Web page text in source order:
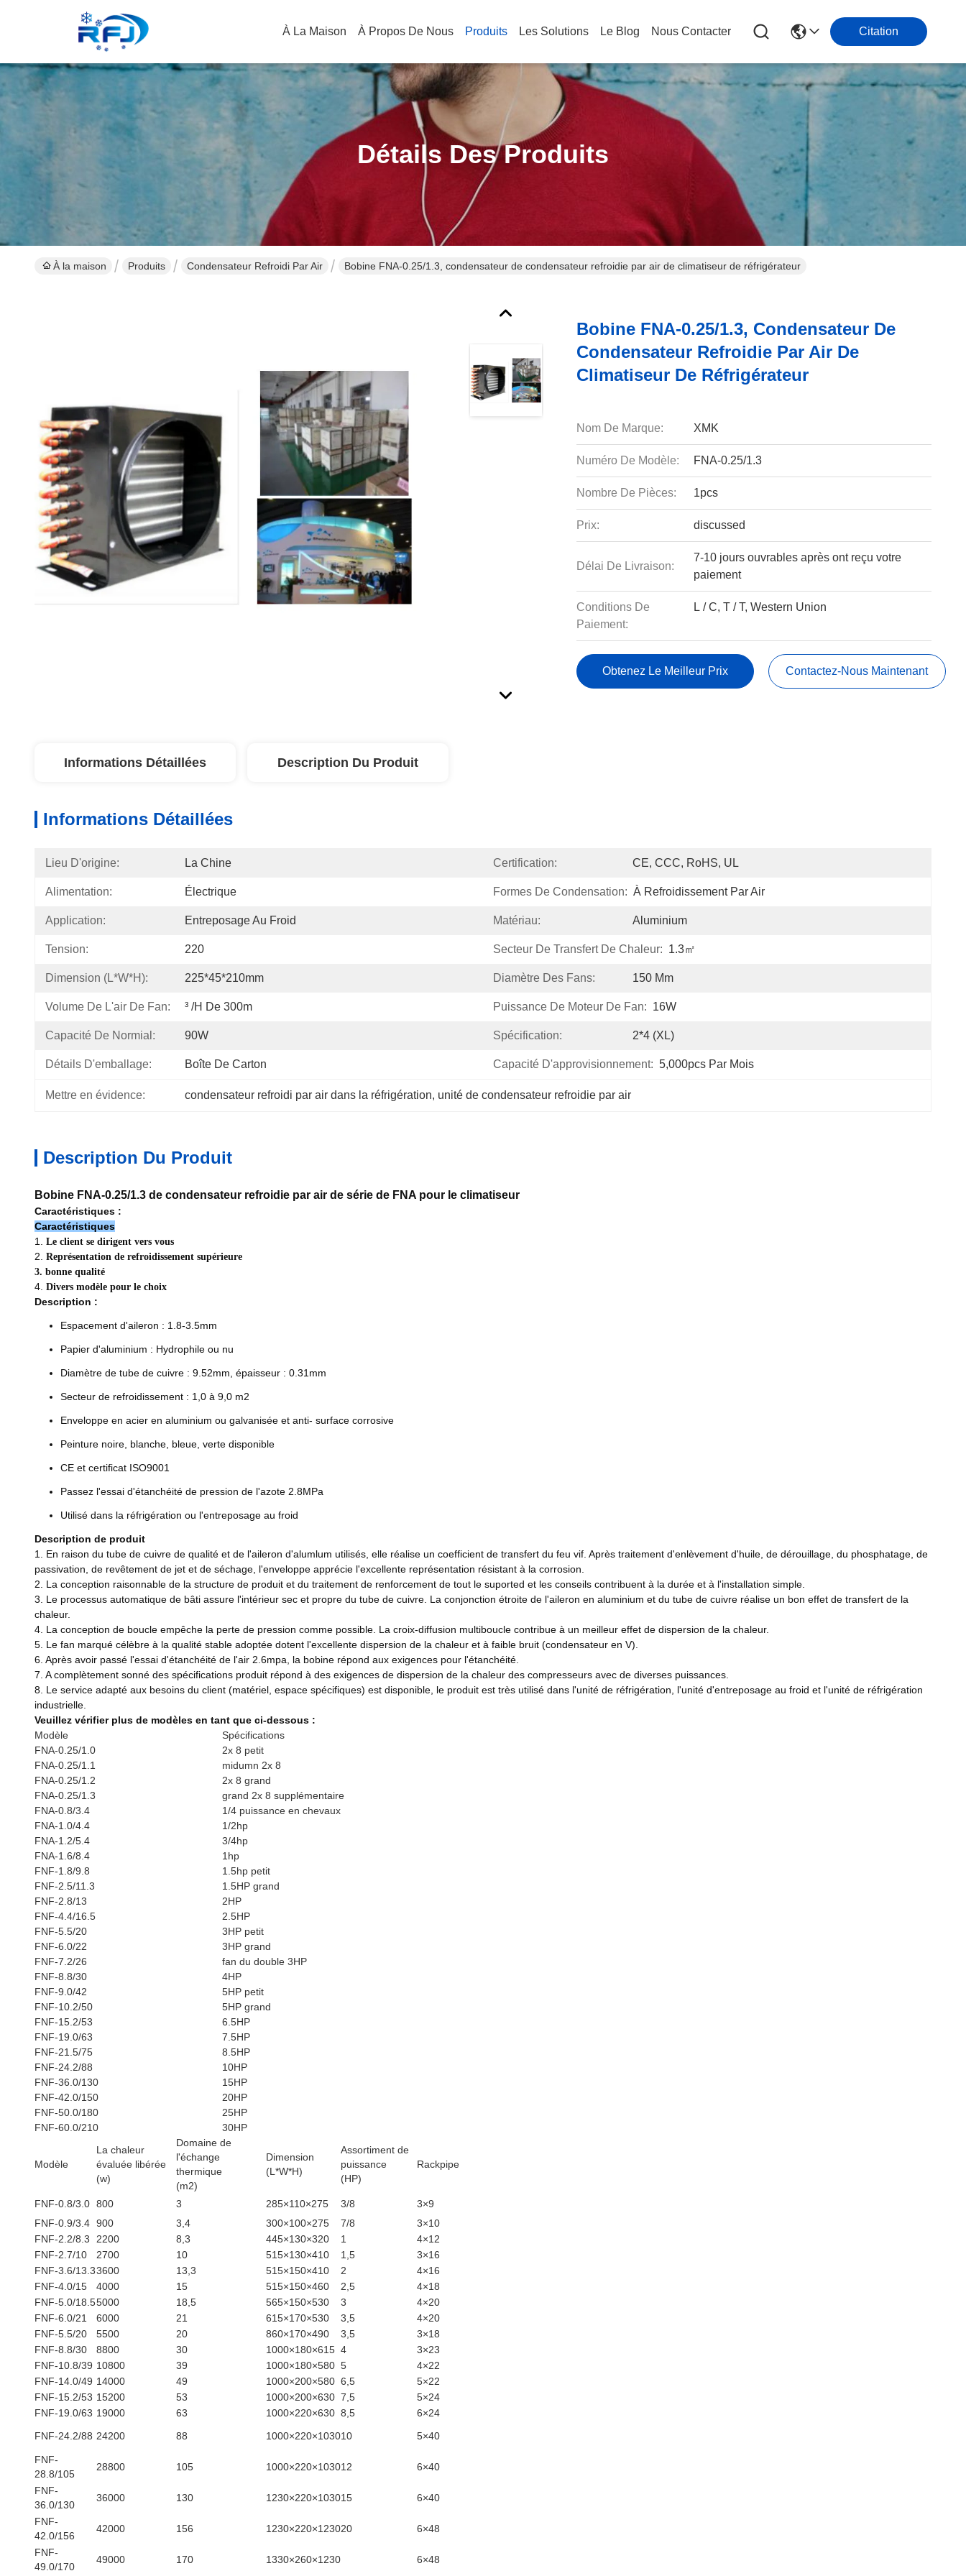
À La Maison À Propos De Nous Produits Les Solutions Le Blog Nous Contacter Citation
Détails Des Produits
À la maison Produits Condensateur Refroidi Par Air Bobine FNA-0.25/1.3, condensateur de condensateur refroidie par air de climatiseur de réfrigérateur
Bobine FNA-0.25/1.3, Condensateur De
Condensateur Refroidie Par Air De
Climatiseur De Réfrigérateur
Nom De Marque: XMK
Numéro De Modèle: FNA-0.25/1.3
Nombre De Pièces: 1pcs
Prix: discussed
Délai De Livraison:
7-10 jours ouvrables après ont reçu votre
paiement
Conditions De
Paiement:
L / C, T / T, Western Union
Obtenez Le Meilleur Prix Contactez-Nous Maintenant
Informations Détaillées Description Du Produit
Informations Détaillées
Lieu D'origine: La Chine Certification: CE, CCC, RoHS, UL
Alimentation: Électrique Formes De Condensation: À Refroidissement Par Air
Application: Entreposage Au Froid Matériau: Aluminium
Tension: 220 Secteur De Transfert De Chaleur: 1.3㎡
Dimension (L*W*H): 225*45*210mm Diamètre Des Fans: 150 Mm
Volume De L'air De Fan: ³ /h De 300m Puissance De Moteur De Fan: 16W
Capacité De Normial: 90W Spécification: 2*4 (XL)
Détails D'emballage: Boîte De Carton Capacité D'approvisionnement: 5,000pcs Par Mois
Mettre en évidence: condensateur refroidi par air dans la réfrigération, unité de condensateur refroidie par air
Description Du Produit
Bobine FNA-0.25/1.3 de condensateur refroidie par air de série de FNA pour le climatiseur
Caractéristiques :
Caractéristiques
1. Le client se dirigent vers vous
2. Représentation de refroidissement supérieure
3. bonne qualité
4. Divers modèle pour le choix
Description :
Espacement d'aileron : 1.8-3.5mm
Papier d'aluminium : Hydrophile ou nu
Diamètre de tube de cuivre : 9.52mm, épaisseur : 0.31mm
Secteur de refroidissement : 1,0 à 9,0 m2
Enveloppe en acier en aluminium ou galvanisée et anti- surface corrosive
Peinture noire, blanche, bleue, verte disponible
CE et certificat ISO9001
Passez l'essai d'étanchéité de pression de l'azote 2.8MPa
Utilisé dans la réfrigération ou l'entreposage au froid
Description de produit
1. En raison du tube de cuivre de qualité et de l'aileron d'alumlum utilisés, elle réalise un coefficient de transfert du feu vif. Après traitement d'enlèvement d'huile, de dérouillage, du phosphatage, de
passivation, de revêtement de jet et de séchage, l'enveloppe apprécie l'excellente représentation résistant à la corrosion.
2. La conception raisonnable de la structure de produit et du traitement de renforcement de tout le suported et les conseils contribuent à la durée et à l'installation simple.
3. Le processus automatique de bâti assure l'intérieur sec et propre du tube de cuivre. La conjonction étroite de l'aileron en aluminium et du tube de cuivre réalise un bon effet de transfert de la
chaleur.
4. La conception de boucle empêche la perte de pression comme possible. La croix-diffusion multiboucle contribue à un meilleur effet de dispersion de la chaleur.
5. Le fan marqué célèbre à la qualité stable adoptée dotent l'excellente dispersion de la chaleur et à faible bruit (condensateur en V).
6. Après avoir passé l'essai d'étanchéité de l'air 2.6mpa, la bobine répond aux exigences pour l'étanchéité.
7. A complètement sonné des spécifications produit répond à des exigences de dispersion de la chaleur des compresseurs avec de diverses puissances.
8. Le service adapté aux besoins du client (matériel, espace spécifiques) est disponible, le produit est très utilisé dans l'unité de réfrigération, l'unité d'entreposage au froid et l'unité de réfrigération
industrielle.
Veuillez vérifier plus de modèles en tant que ci-dessous :
Modèle
Spécifications
FNA-0.25/1.0
2x 8 petit
FNA-0.25/1.1
midumn 2x 8
FNA-0.25/1.2
2x 8 grand
FNA-0.25/1.3
grand 2x 8 supplémentaire
FNA-0.8/3.4
1/4 puissance en chevaux
FNA-1.0/4.4
1/2hp
FNA-1.2/5.4
3/4hp
FNA-1.6/8.4
1hp
FNF-1.8/9.8
1.5hp petit
FNF-2.5/11.3
1.5HP grand
FNF-2.8/13
2HP
FNF-4.4/16.5
2.5HP
FNF-5.5/20
3HP petit
FNF-6.0/22
3HP grand
FNF-7.2/26
fan du double 3HP
FNF-8.8/30
4HP
FNF-9.0/42
5HP petit
FNF-10.2/50
5HP grand
FNF-15.2/53
6.5HP
FNF-19.0/63
7.5HP
FNF-21.5/75
8.5HP
FNF-24.2/88
10HP
FNF-36.0/130
15HP
FNF-42.0/150
20HP
FNF-50.0/180
25HP
FNF-60.0/210
30HP
Modèle
La chaleur
évaluée libérée
(w)
Domaine de
l'échange
thermique
(m2)
Dimension
(L*W*H)
Assortiment de
puissance
(HP)
Rackpipe
FNF-0.8/3.0 800 3 285×110×275 3/8
3×9
FNF-0.9/3.4 900 3,4 300×100×275 7/8
3×10
FNF-2.2/8.3
2200 8,3 445×130×320 1
4×12
FNF-2.7/10
2700 10 515×130×410 1,5
3×16
FNF-3.6/13.33600 13,3 515×150×410 2
4×16
FNF-4.0/15
4000 15 515×150×460 2,5
4×18
FNF-5.0/18.55000 18,5 565×150×530 3
4×20
FNF-6.0/21
6000 21 615×170×530 3,5
4×20
FNF-5.5/20
5500 20 860×170×490 3,5
3×18
FNF-8.8/30
8800 30 1000×180×615 4
3×23
FNF-10.8/39 10800 39 1000×180×580 5
4×22
FNF-14.0/49 14000 49 1000×200×580 6,5
5×22
FNF-15.2/53 15200 53 1000×200×630 7,5
5×24
FNF-19.0/63 19000 63 1000×220×630 8,5
6×24
FNF-24.2/88 24200 88 1000×220×103010 5×40
FNF-
28.8/105
28800 105 1000×220×103012 6×40
FNF-
36.0/130
36000 130 1230×220×103015 6×40
FNF-
42.0/156
42000 156 1230×220×123020 6×48
FNF-
49.0/170
49000 170 1330×260×1230 6×48